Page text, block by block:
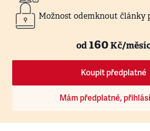
Možnost odemknout články
od160Kč/
Koupit předplatné
Mám předplatné,